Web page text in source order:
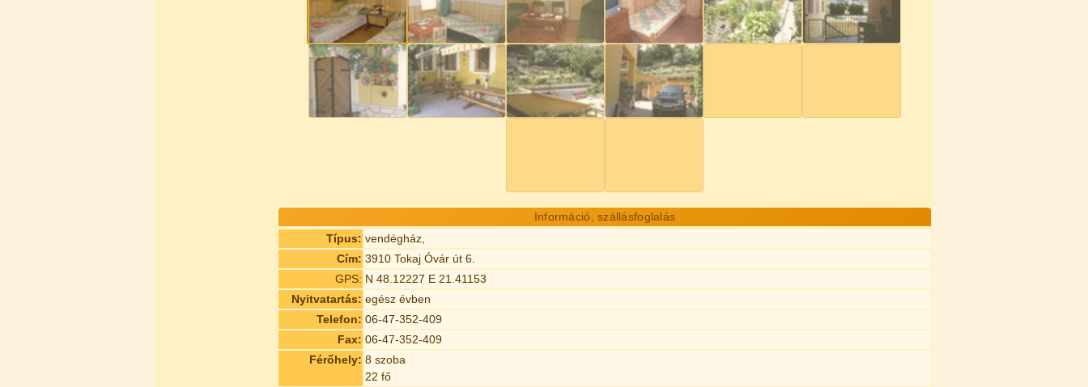
Információ, szállásfoglalás
Típus: vendégház,
Cím: 3910 Tokaj Óvár út 6.
GPS: N 48.12227 E 21.41153
Nyitvatartás: egész évben
Telefon: 06-47-352-409
Fax: 06-47-352-409
Férőhely: 8 szoba
22 fő